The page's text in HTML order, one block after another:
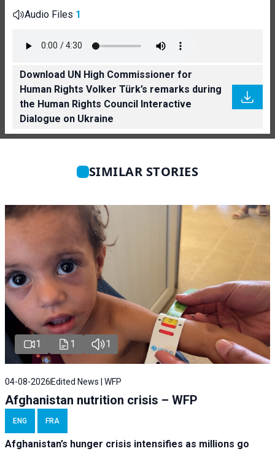
Audio Files 1
Download UN High Commissioner for
Human Rights Volker Türk’s remarks during
the Human Rights Council Interactive
Dialogue on Ukraine
SIMILAR STORIES
1 1 1
04-08-2026 Edited News | WFP
Afghanistan nutrition crisis – WFP
ENG FRA
Afghanistan’s hunger crisis intensifies as millions go